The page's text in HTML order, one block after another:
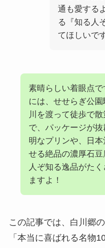
通も愛する
る『知る人
てほしいで
素晴らしい着眼点
には、せせらぎ公
川を渡って徒歩で
で、パッケージが
明なプリンや、日
せる絶品の濃厚石
人ぞ知る逸品がた
ますよ！
この記事では、白川郷
「本当に喜ばれる名物